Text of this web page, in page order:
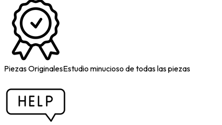
Piezas OriginalesEstudio minucioso de todas las piezas